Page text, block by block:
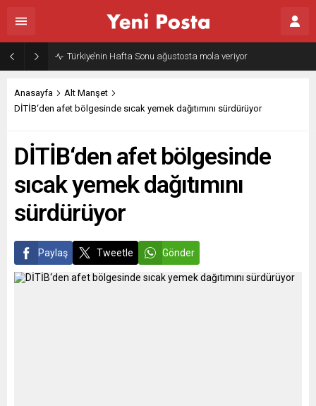
Türkiye’nin Hafta Sonu ağustosta mola veriyor
Anasayfa
Alt Manşet
DİTİB‘den afet bölgesinde sıcak yemek dağıtımını sürdürüyor
DİTİB‘den afet bölgesinde
sıcak yemek dağıtımını
sürdürüyor
Paylaş Tweetle Gönder